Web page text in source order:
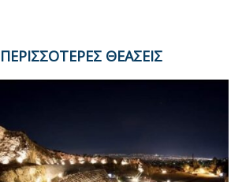
ΠΕΡΙΣΣΟΤΕΡΕΣ ΘΕΑΣΕΙΣ